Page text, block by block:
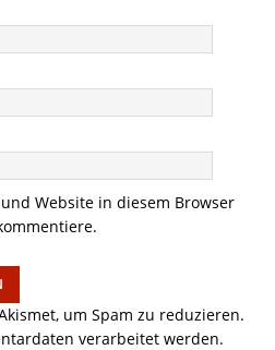
Website in diesem Browser
um Spam zu reduzieren.
verarbeitet werden.